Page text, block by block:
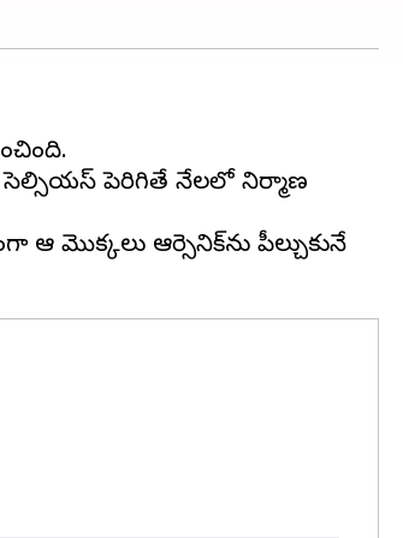
సెల్సియస్‌ పెరిగితే నేలలో నిర్మాణ
మొక్కలు ఆర్సెనిక్‌ను పీల్చుకునే